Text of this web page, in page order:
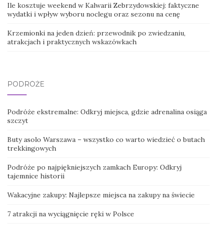
Ile kosztuje weekend w Kalwarii Zebrzydowskiej: faktyczne
wydatki i wpływ wyboru noclegu oraz sezonu na cenę
Krzemionki na jeden dzień: przewodnik po zwiedzaniu,
atrakcjach i praktycznych wskazówkach
PODRÓŻE
Podróże ekstremalne: Odkryj miejsca, gdzie adrenalina osiąga
szczyt
Buty asolo Warszawa – wszystko co warto wiedzieć o butach
trekkingowych
Podróże po najpiękniejszych zamkach Europy: Odkryj
tajemnice historii
Wakacyjne zakupy: Najlepsze miejsca na zakupy na świecie
7 atrakcji na wyciągnięcie ręki w Polsce